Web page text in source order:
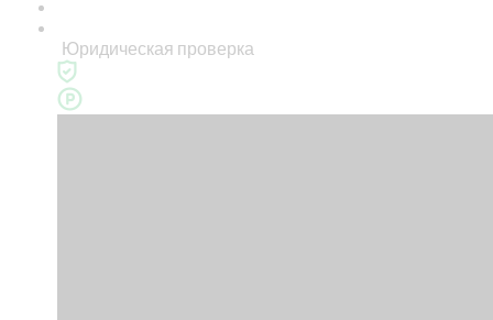
Юридическая проверка